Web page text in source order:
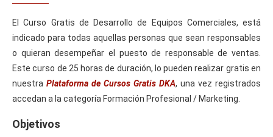
El Curso Gratis de Desarrollo de Equipos Comerciales, está
indicado para todas aquellas personas que sean responsables
o quieran desempeñar el puesto de responsable de ventas.
Este curso de 25 horas de duración, lo pueden realizar gratis en
nuestra Plataforma de Cursos Gratis DKA, una vez registrados
accedan a la categoría Formación Profesional / Marketing.
Objetivos